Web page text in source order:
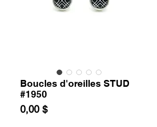
Boucles d'oreilles STUD
#1950
0,00 $Prix